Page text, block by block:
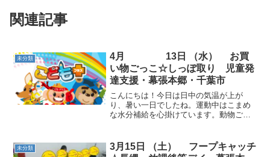
関連記事
未分類
4月 13日 （水） お買
い物ごっこ☆しっぽ取り 児童発
達支援・幕張本郷・千葉市
こんにちは！今日は日中の気温が上が
り、暑い一日でしたね。運動中はこまめ
な水分補給を心掛けています。動物ごっ
は静かに落ち着いて取り組み、静と動を
意識して行いました。お買い...
未分類
3月15日 （土） フープキャッチ